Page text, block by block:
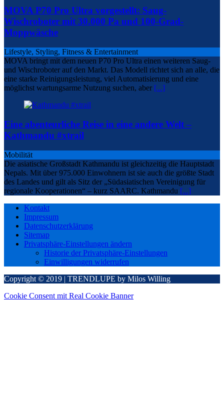
MOVA P70 Pro Ultra vorgestellt: Saug-
Wischroboter mit 30.000 Pa und 100-Grad-
Moppwäsche
Lifestyle, Styling, Fitness & Entertainment
MOVA bringt mit dem neuen P70 Pro Ultra einen weiteren Saug-
und Wischroboter auf den Markt. Das Modell richtet sich an alle, die
eine starke Reinigungsleistung, viel Automatisierung und eine
möglichst wartungsarme Nutzung suchen, aber [...]
Eine abenteurliche Reise in eine andere Welt –
Kathmandu #xtrail
Mobilität
Die asiatische Großstadt Kathmandu ist gleichzeitig die Hauptstadt
Nepals. Mit über 975.000 Einwohnern ist sie auch die größte Stadt
des Landes und gilt als Sitz der „Südasiatischen Vereinigung für
regionale Kooperationen“ – kurz SAARC. Kathmandu [...]
Kontakt
Impressum
Datenschutzerklärung
Sitemap
Privatsphäre-Einstellungen ändern
Historie der Privatsphäre-Einstellungen
Einwilligungen widerrufen
Copyright © 2019 | TRENDLUPE by Milos Willing
Cookie Consent mit Real Cookie Banner